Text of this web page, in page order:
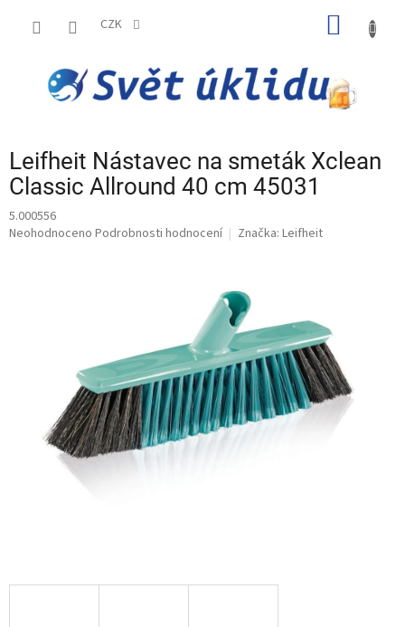
CZK
Leifheit Nástavec na smeták Xclean
Classic Allround 40 cm 45031
5.000556
Průměrné
Neohodnoceno Podrobnosti hodnocení Značka: Leifheit